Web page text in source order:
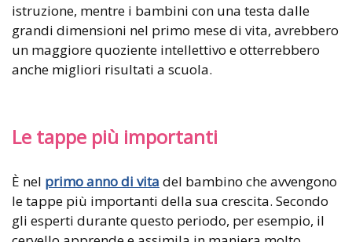
istruzione, mentre i bambini con una testa dalle
grandi dimensioni nel primo mese di vita, avrebbero
un maggiore quoziente intellettivo e otterrebbero
anche migliori risultati a scuola.
Le tappe più importanti
È nel primo anno di vita del bambino che avvengono
le tappe più importanti della sua crescita. Secondo
gli esperti durante questo periodo, per esempio, il